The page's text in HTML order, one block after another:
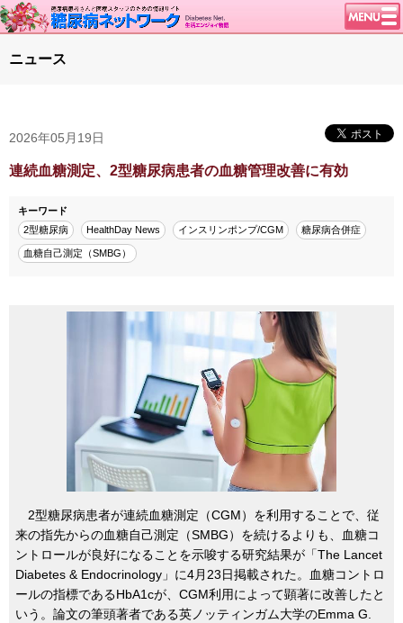
談話室BBS
糖尿病のきほん
腎臓の健康道
インスリンポンプ
ニュース
2026年05月19日
連続血糖測定、2型糖尿病患者の血糖管理改善に有効
キーワード
2型糖尿病
HealthDay News インスリンポンプ/CGM 糖尿病合併症
血糖自己測定（SMBG）
2型糖尿病患者が連続血糖測定（CGM）を利用することで、従
来の指先からの血糖自己測定（SMBG）を続けるよりも、血糖コ
ントロールが良好になることを示唆する研究結果が「The Lancet
Diabetes & Endocrinology」に4月23日掲載された。血糖コントロ
ールの指標であるHbA1cが、CGM利用によって顕著に改善したと
いう。論文の筆頭著者である英ノッティンガム大学のEmma G.